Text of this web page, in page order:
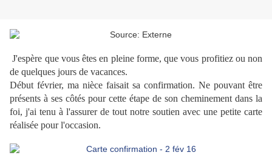
J'espère que vous êtes en pleine forme, que vous profitiez ou non
de quelques jours de vacances.
Début février, ma nièce faisait sa confirmation. Ne pouvant être
présents à ses côtés pour cette étape de son cheminement dans la
foi, j'ai tenu à l'assurer de tout notre soutien avec une petite carte
réalisée pour l'occasion.